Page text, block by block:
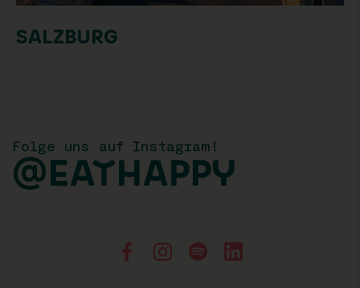
SALZBURG
Folge uns auf Instagram!
@EATHAPPY